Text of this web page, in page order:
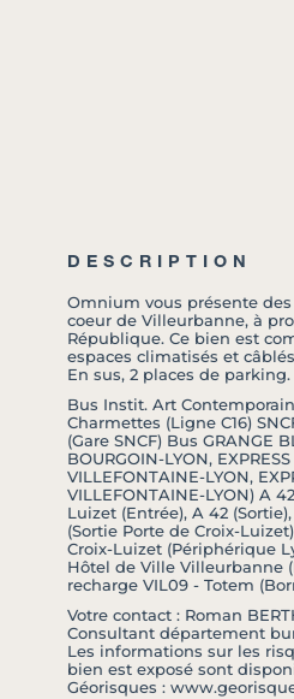
DESCRIPTION
Omnium vous présente
coeur de Villeurbanne, à
République. Ce bien est
espaces climatisés et
En sus, 2 places de parking.
Bus Instit. Art
Charmettes (Ligne C16)
(Gare SNCF) Bus GRANGE
BOURGOIN-LYON,
VILLEFONTAINE-LYON,
VILLEFONTAINE-LYON) A
Luizet (Entrée), A 42
(Sortie Porte de Croix-
Croix-Luizet (Périphérique
Hôtel de Ville Villeurbanne
recharge VIL09 - Totem
Votre contact : Roman
Consultant département
Les informations sur les
bien est exposé sont
Géorisques :